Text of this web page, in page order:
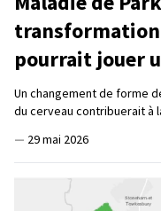
pourrait jouer
Un changement de forme
du cerveau contribuerait à
— 29 mai 2026